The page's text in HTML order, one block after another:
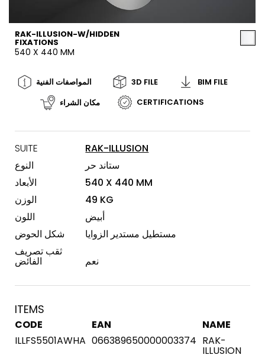
RAK-ILLUSION-W/HIDDEN
FIXATIONS
540 X 440 MM
المواصفات الفنية 3D FILE
BIM FILE
مكان الشراء
CERTIFICATIONS
SUITE
RAK-ILLUSION
النوع
ستاند حر
الأبعاد
540 X 440 MM
الوزن
49 KG
اللون
أبيض
شكل الحوض
مستطيل مستدير الزوايا
ثقب تصريف
الفائض نعم
ITEMS
CODE EAN
NAME
ILLFS5501AWHA 066389650000003374 RAK-
ILLUSION